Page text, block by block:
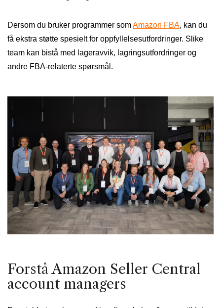
Dersom du bruker programmer somAmazon FBA, kan du
få ekstra støtte spesielt for oppfyllelsesutfordringer. Slike
team kan bistå med lageravvik, lagringsutfordringer og
andre FBA-relaterte spørsmål.
Forstå Amazon Seller Central
account managers